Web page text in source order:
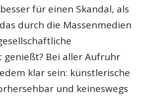
für einen Skandal, als
durch die Massenmedien
genießt? Bei aller Aufruhr
klar sein: künstlerische
und keineswegs